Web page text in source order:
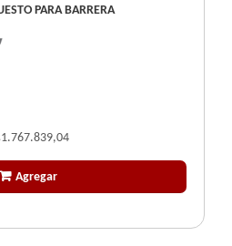
TMG300 REPUESTO PARA BARRERA
Agregar